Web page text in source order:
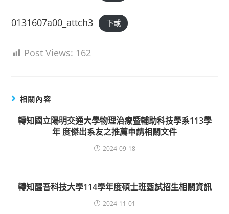
0131607a00_attch3 下載
Post Views: 162
相關內容
轉知國立陽明交通大學物理治療暨輔助科技學系113學
年 度傑出系友之推薦申請相關文件
2024-09-18
轉知醒吾科技大學114學年度碩士班甄試招生相關資訊
2024-11-01